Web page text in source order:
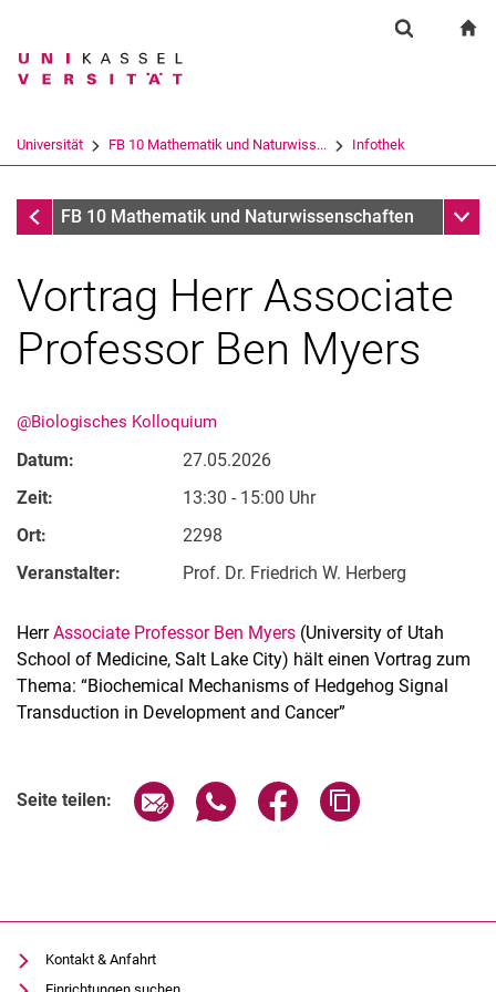
Springe direkt zu: Inhalt
Springe direkt zu: Suche
Springe direkt zu:
Suchbegriff
Suchen (öffnet externen Link in einem
Universität FB 10 Mathematik und Naturwiss... Infothek
InfothekFB 10 Mathematik und Naturwissenschaften
Vortrag Herr Associate
Professor Ben Myers
@Biologisches Kolloquium
Datum:
27.05.2026
Zeit:
13:30 - 15:00 Uhr
Ort:
2298
Veranstalter:
Prof. Dr. Friedrich W. Herberg
HerrAssociate Professor Ben Myers (University of Utah
School of Medicine, Salt Lake City) hält einen Vortrag zum
Thema: “Biochemical Mechanisms of Hedgehog Signal
Transduction in Development and Cancer”
Seite teilen: Seite über E-Mail teilen
Seite über WhatsApp teilen
Seite über Facebook
Kontakt & Anfahrt